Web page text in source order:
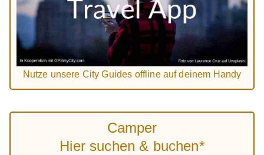
Nutze unsere City Guides offline auf deinem Handy
Camper
Hier suchen & buchen*